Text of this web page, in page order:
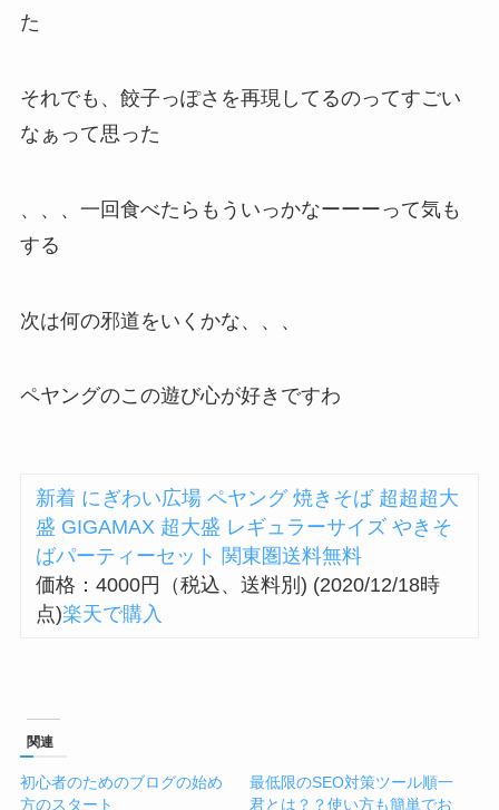
た
それでも、餃子っぽさを再現してるのってすごい
なぁって思った
、、、一回食べたらもういっかなーーーって気も
する
次は何の邪道をいくかな、、、
ペヤングのこの遊び心が好きですわ
新着 にぎわい広場 ペヤング 焼きそば 超超超大
盛 GIGAMAX 超大盛 レギュラーサイズ やきそ
ばパーティーセット 関東圏送料無料
価格：4000円（税込、送料別) (2020/12/18時
点)楽天で購入
関連
初心者のためのブログの始め
方のスタート
最低限のSEO対策ツール順一
君とは？？使い方も簡単でお